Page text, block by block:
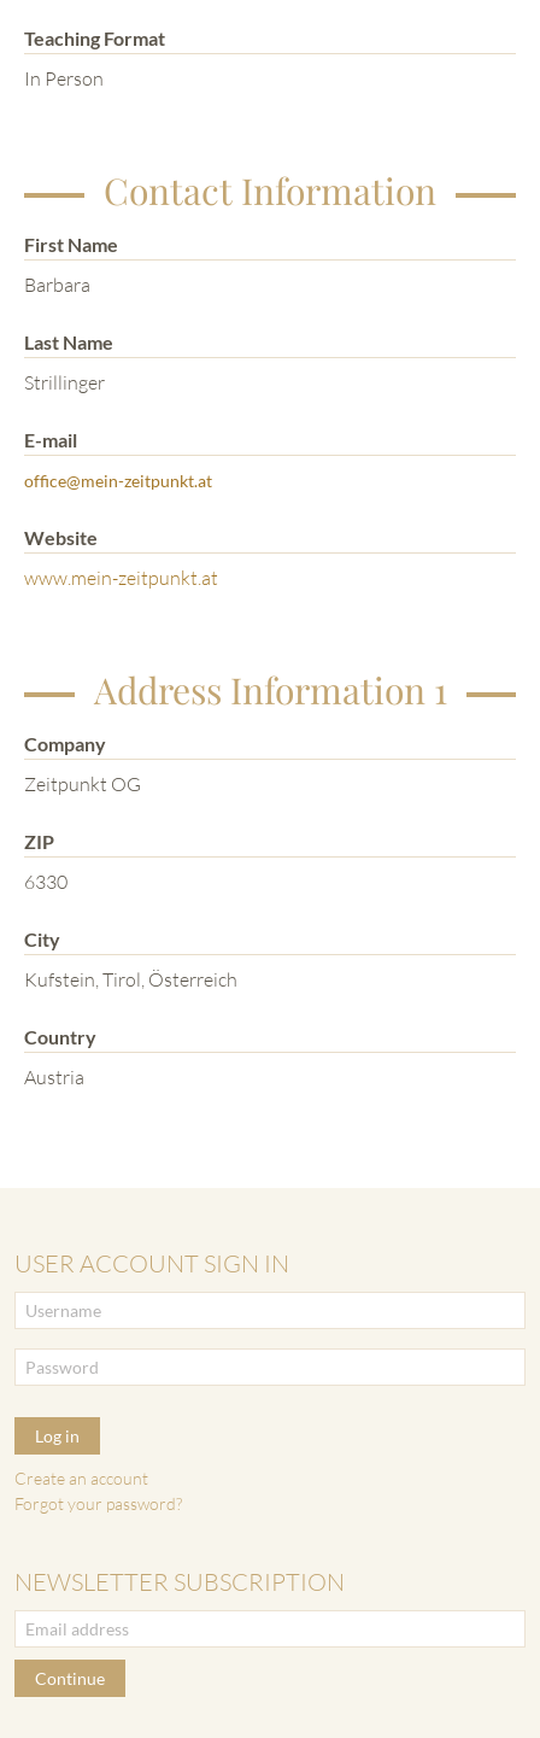
Teaching Format
In Person
Contact Information
First Name
Barbara
Last Name
Strillinger
E-mail
office@mein-zeitpunkt.at
Website
www.mein-zeitpunkt.at
Address Information 1
Company
Zeitpunkt OG
ZIP
6330
City
Kufstein, Tirol, Österreich
Country
Austria
USER ACCOUNT SIGN IN
Log in
Create an account
Forgot your password?
NEWSLETTER SUBSCRIPTION
Continue